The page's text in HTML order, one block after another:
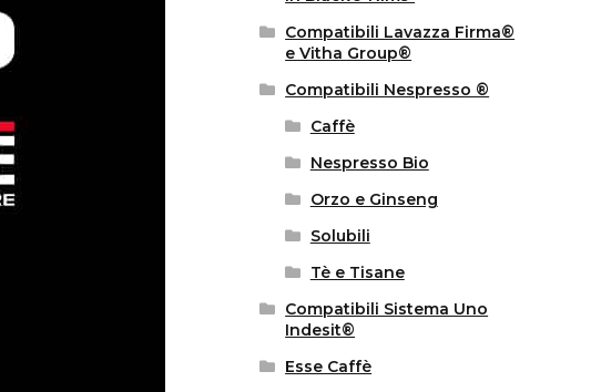
Compatibili Lavazza Firma®
e Vitha Group®
Compatibili Nespresso ®
Caffè
Nespresso Bio
Orzo e Ginseng
Solubili
Tè e Tisane
Compatibili Sistema Uno
Indesit®
Esse Caffè